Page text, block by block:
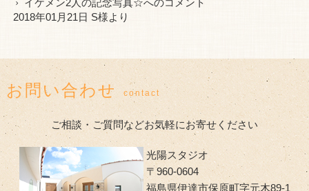
イケメン2人の記念写真☆へのコメント
2018年01月21日 S様より
お問い合わせ contact
ご相談・ご質問などお気軽にお寄せください
光陽スタジオ
〒960-0604
福島県伊達市保原町字元木89-1